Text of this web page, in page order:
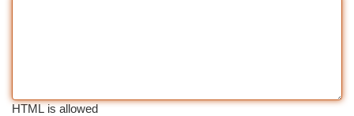
HTML is allowed